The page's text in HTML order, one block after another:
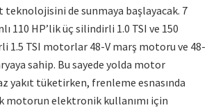
teknolojisini de sunmaya başlayacak. 7
110 HP’lik üç silindirli 1.0 TSI ve 150
1.5 TSI motorlar 48-V marş motoru ve 48-
sahip. Bu sayede yolda motor
yakıt tüketirken, frenleme esnasında
motorun elektronik kullanımı için